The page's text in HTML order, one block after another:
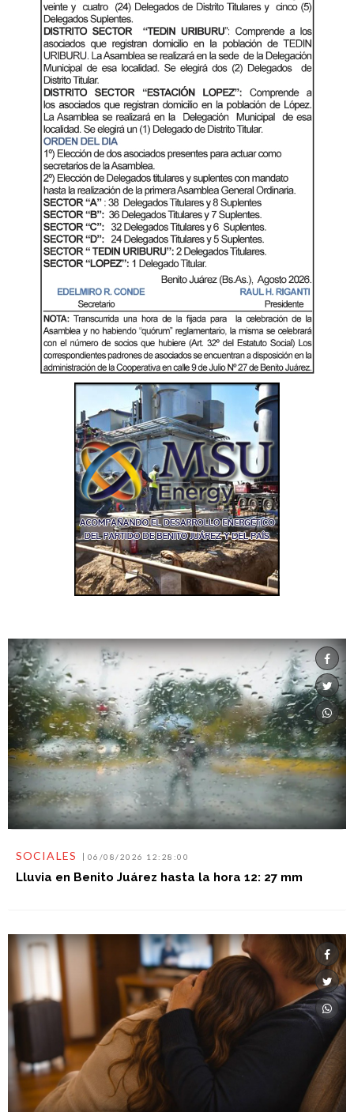
SOCIALES 06/08/2026 12:28:00
Lluvia en Benito Juárez hasta la hora 12: 27 mm